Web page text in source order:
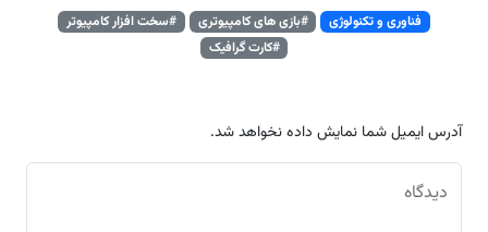
فناوری و تکنولوژی
#بازی های کامپیوتری
#سخت افزار کامپیوتر
#کارت گرافیک
آدرس ایمیل شما نمایش داده نخواهد شد.
دیدگاه